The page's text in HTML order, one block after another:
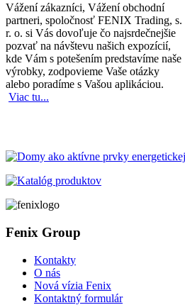
Vážení zákazníci, Vážení obchodní
partneri, spoločnosť FENIX Trading, s.
r. o. si Vás dovoľuje čo najsrdečnejšie
pozvať na návštevu našich expozícií,
kde Vám s potešením predstavíme naše
výrobky, zodpovieme Vaše otázky
alebo poradíme s Vašou aplikáciou.
Viac tu...
Fenix Group
Kontakty
O nás
Nová vízia Fenix
Kontaktný formulár